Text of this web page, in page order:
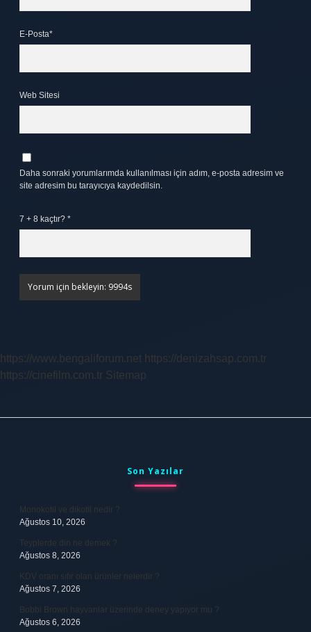
E-Posta*
Web Sitesi
Daha sonraki yorumlarımda kullanılması için adım, e-posta adresim ve
site adresim bu tarayıcıya kaydedilsin.
7 + 8 kaçtır? *
https://www.bengaliforum.net https://denizahsap.com.tr
https://cinefilm.com.tr Sitemap
Son Yazılar
Monokotil ve dikotil nedir ?
Ağustos 10, 2026
Teyplerde din ne demek ?
Ağustos 8, 2026
KDV oranı sıfır olan ürünler nelerdir ?
Ağustos 7, 2026
Bobbi Brown hayvanlar üzerinde deney yapıyor mu ?
Ağustos 6, 2026